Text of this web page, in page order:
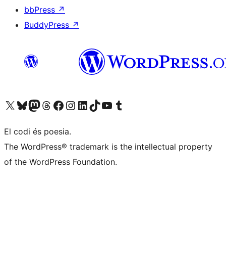
bbPress ↗
BuddyPress ↗
Visiteu el nostre compte X (abans Twitter)
Visiteu el nostre compte de Bluesky
Visiteu el nostre compte al Mastodon
Visiteu el nostre compte de Threads
Visiteu la nostra pàgina al Facebook
Visiteu el nostre compte d'Instagram
Visiteu el nostre compte de LinkedIn
Visiteu el nostre compte de TikTok
Visiteu el nostre canal al YouTube
Visiteu el nostre compte de Tumblr
El codi és poesia.
The WordPress® trademark is the intellectual property
of the WordPress Foundation.